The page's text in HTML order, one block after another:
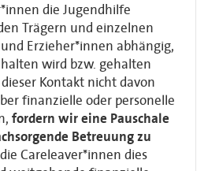
die Jugendhilfe
Trägern und einzelnen
Erzieher*innen abhängig,
wird bzw. gehalten
Kontakt nicht davon
finanzielle oder personelle
fordern wir eine Pauschale
Betreuung zu
Careleaver*innen dies